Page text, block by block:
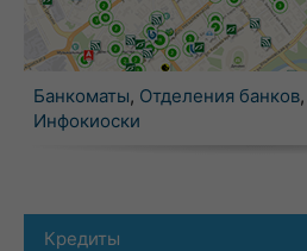
Банкоматы, Отделения банков,
Инфокиоски
Кредиты